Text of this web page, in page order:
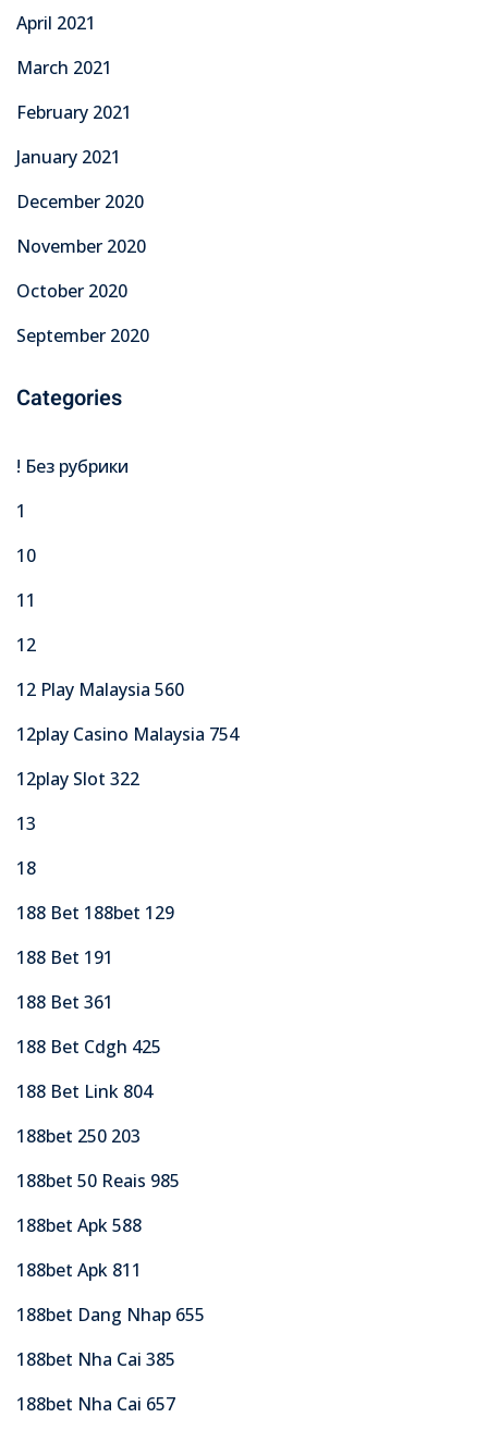
April 2021
March 2021
February 2021
January 2021
December 2020
November 2020
October 2020
September 2020
Categories
! Без рубрики
1
10
11
12
12 Play Malaysia 560
12play Casino Malaysia 754
12play Slot 322
13
18
188 Bet 188bet 129
188 Bet 191
188 Bet 361
188 Bet Cdgh 425
188 Bet Link 804
188bet 250 203
188bet 50 Reais 985
188bet Apk 588
188bet Apk 811
188bet Dang Nhap 655
188bet Nha Cai 385
188bet Nha Cai 657